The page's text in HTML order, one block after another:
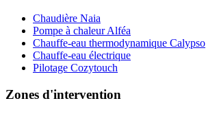
Chaudière Naia
Pompe à chaleur Alféa
Chauffe-eau thermodynamique Calypso
Chauffe-eau électrique
Pilotage Cozytouch
Zones d'intervention